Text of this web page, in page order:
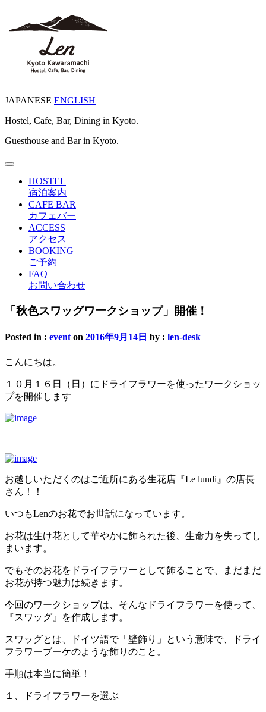
JAPANESE ENGLISH
Hostel, Cafe, Bar, Dining in Kyoto.
Guesthouse and Bar in Kyoto.
Toggle
navigationHOSTEL
宿泊案内
CAFE BAR
カフェバー
ACCESS
アクセス
BOOKING
ご予約
FAQ
お問い合わせ
「秋色スワッグワークショップ」開催！
Posted in : event on 2016年9月14日 by : len-desk
こんにちは。
１０月１６日（日）にドライフラワーを使ったワークショッ
プを開催します
お越しいただくのはご近所にある生花店『Le lundi』の店長
さん！！
いつもLenのお花でお世話になっています。
お花は生け花として華やかに飾られた後、生命力を失ってし
まいます。
でもそのお花をドライフラワーとして飾ることで、まだまだ
お花が持つ魅力は続きます。
今回のワークショップは、そんなドライフラワーを使って、
『スワッグ』を作成します。
スワッグとは、ドイツ語で「壁飾り」という意味で、ドライ
フラワーブーケのような飾りのこと。
手順は本当に簡単！
１、ドライフラワーを選ぶ